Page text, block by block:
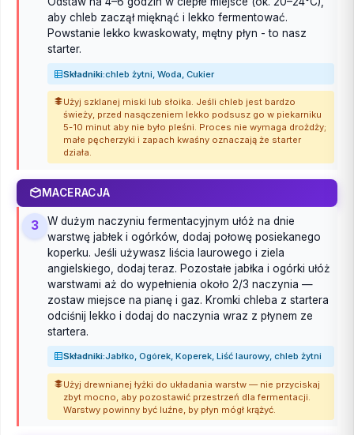
aby chleb zaczął mięknąć i lekko fermentować.
Powstanie lekko kwaskowaty, mętny płyn - to nasz
starter.
Składniki:chleb żytni, Woda, Cukier
Użyj szklanej miski lub słoika. Jeśli chleb jest bardzo
świeży, przed nasączeniem lekko podsusz go w piekarniku
5-10 minut aby nie było pleśni. Proces nie wymaga drożdży;
małe pęcherzyki i zapach kwaśny oznaczają że starter
działa.
MACERACJA
3
W dużym naczyniu fermentacyjnym ułóż na dnie
warstwę jabłek i ogórków, dodaj połowę posiekanego
koperku. Jeśli używasz liścia laurowego i ziela
angielskiego, dodaj teraz. Pozostałe jabłka i ogórki ułóż
warstwami aż do wypełnienia około 2/3 naczynia —
zostaw miejsce na pianę i gaz. Kromki chleba z startera
odciśnij lekko i dodaj do naczynia wraz z płynem ze
startera.
Składniki:Jabłko, Ogórek, Koperek, Liść laurowy, chleb żytni
Użyj drewnianej łyżki do układania warstw — nie przyciskaj
zbyt mocno, aby pozostawić przestrzeń dla fermentacji.
Warstwy powinny być luźne, by płyn mógł krążyć.